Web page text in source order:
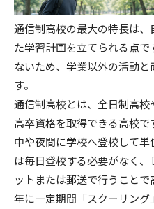
通信制高校の最大の特長は
た学習計画を立てられる点
ないため、学業以外の活動
す。
通信制高校とは、全日制高
高卒資格を取得できる高校
中や夜間に学校へ登校して
は毎日登校する必要がなく
ットまたは郵送で行うことで
年に一定期間「スクーリン